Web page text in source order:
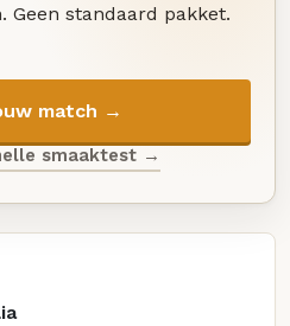
Geen standaard pakket.
match →
smaaktest →